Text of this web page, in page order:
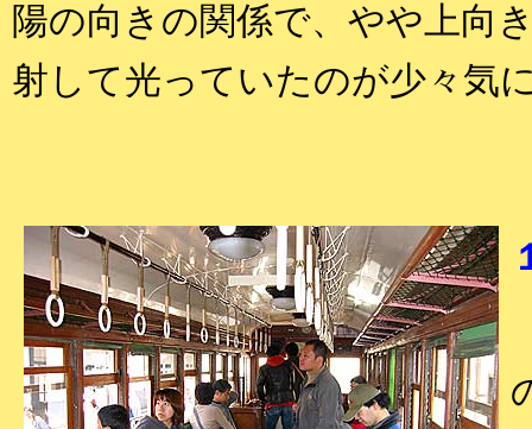
陽の向きの関係で、やや上向
射して光っていたのが少々気